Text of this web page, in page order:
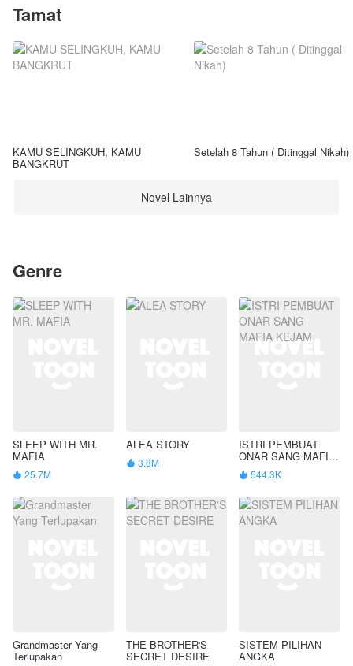
Tamat
KAMU SELINGKUH, KAMU
BANGKRUT
Setelah 8 Tahun ( Ditinggal Nikah)
Novel Lainnya
Genre
SLEEP WITH MR.
MAFIA
 25.7M
ALEA STORY
 3.8M
ISTRI PEMBUAT
ONAR SANG MAFIA
KEJAM
 544.3K
Grandmaster Yang
Terlupakan
THE BROTHER'S
SECRET DESIRE
SISTEM PILIHAN
ANGKA